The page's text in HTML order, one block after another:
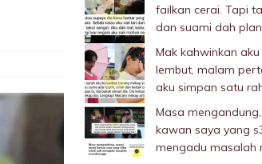
failkan cerai. Tapi
dan suami dah
Mak kahwinkan
Iembut, malam
aku simpan satu
Masa
kawan saya yang
mengadu masalah